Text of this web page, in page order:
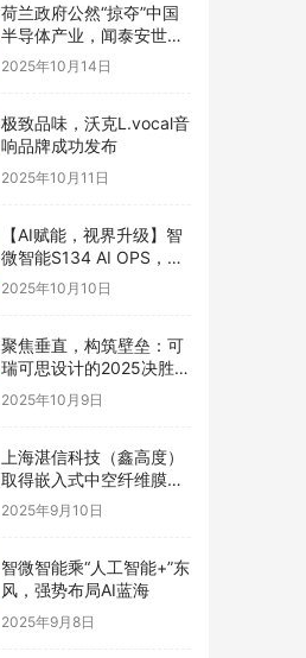
荷兰政府公然“掠夺”中国
半导体产业，闻泰安世坚
决捍卫
2025年10月14日
极致品味，沃克L.vocal音
响品牌成功发布
2025年10月11日
【AI赋能，视界升级】智
微智能S134 AI OPS，重
构智慧大屏未来
2025年10月10日
聚焦垂直，构筑壁垒：可
瑞可思设计的2025决胜之
道
2025年10月9日
上海湛信科技（鑫高度）
取得嵌入式中空纤维膜喷
丝头发明专利
2025年9月10日
智微智能乘“人工智能+”东
风，强势布局AI蓝海
2025年9月8日